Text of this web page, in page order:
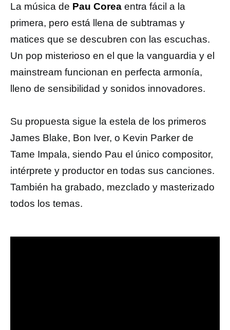
La música de Pau Corea entra fácil a la
primera, pero está llena de subtramas y
matices que se descubren con las escuchas.
Un pop misterioso en el que la vanguardia y el
mainstream funcionan en perfecta armonía,
lleno de sensibilidad y sonidos innovadores.
Su propuesta sigue la estela de los primeros
James Blake, Bon Iver, o Kevin Parker de
Tame Impala, siendo Pau el único compositor,
intérprete y productor en todas sus canciones.
También ha grabado, mezclado y masterizado
todos los temas.